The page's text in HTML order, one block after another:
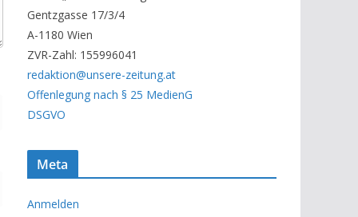
A
r
c
h
i
v
Gentzgasse 17/3/4
A-1180 Wien
ZVR-Zahl: 155996041
redaktion@unsere-zeitung.at
Offenlegung nach § 25 MedienG
DSGVO
Meta
Anmelden